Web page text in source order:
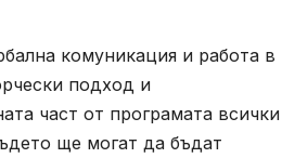
комуникация и работа в
подход и
част от програмата всички
ще могат да бъдат